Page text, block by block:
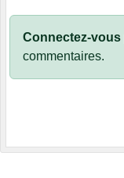
Connectez-vous
commentaires.